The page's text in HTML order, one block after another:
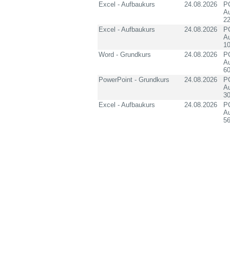
Excel - Aufbaukurs
24.08.2026
Excel - Aufbaukurs
24.08.2026
Word - Grundkurs
24.08.2026
PowerPoint - Grundkurs
24.08.2026
Excel - Aufbaukurs
24.08.2026